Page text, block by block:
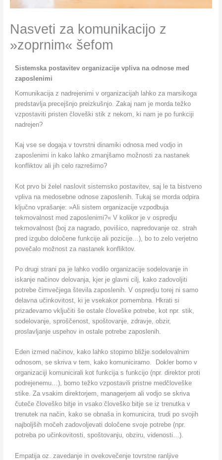
Nasveti za komunikacijo z
»zoprnim« šefom
Sistemska postavitev organizacije vpliva na odnose med
zaposlenimi
Komunikacija z nadrejenimi v organizacijah lahko za marsikoga
predstavlja precejšnjo preizkušnjo. Zakaj nam je morda težko
vzpostaviti pristen človeški stik z nekom, ki nam je po funkciji
nadrejen?
Kaj vse se dogaja v tovrstni dinamiki odnosa med vodjo in
zaposlenimi in kako lahko zmanjšamo možnosti za nastanek
konfliktov ali jih celo razrešimo?
Kot prvo bi želel naslovit sistemsko postavitev, saj le ta bistveno
vpliva na medosebne odnose zaposlenih. Tukaj se morda odpira
ključno vprašanje: »Ali sistem organizacije vzpodbuja
tekmovalnost med zaposlenimi?« V kolikor je v ospredju
tekmovalnost (boj za nagrado, povišico, napredovanje oz. strah
pred izgubo določene funkcije ali pozicije…), bo to zelo verjetno
povečalo možnost za nastanek konfliktov.
Po drugi strani pa je lahko vodilo organizacije sodelovanje in
iskanje načinov delovanja, kjer je glavni cilj, kako zadovoljiti
potrebe čimvečjega števila zaposlenih. V ospredju torej ni samo
delavna učinkovitost, ki je vsekakor pomembna. Hkrati si
prizadevamo vključiti še ostale človeške potrebe, kot npr. stik,
sodelovanje, sproščenost, spoštovanje, zdravje, obzir,
proslavljanje uspehov in ostale potrebe zaposlenih.
Eden izmed načinov, kako lahko stopimo bližje sodelovalnim
odnosom, se skriva v tem, kako komuniciramo. Dokler bomo v
organizaciji komunicirali kot funkcija s funkcijo (npr. direktor proti
podrejenemu…), bomo težko vzpostavili pristne medčloveške
stike. Za vsakim direktorjem, managerjem ali vodjo se skriva
čuteče človeško bitje in vsako človeško bitje se iz trenutka v
trenutek na način, kako se obnaša in komunicira, trudi po svojih
najboljših močeh zadovoljevati določene svoje potrebe (npr.
potreba po učinkovitosti, spoštovanju, obziru, videnosti…).
Empatija oz. zavedanje in ovekovečenje tovrstne ranljive